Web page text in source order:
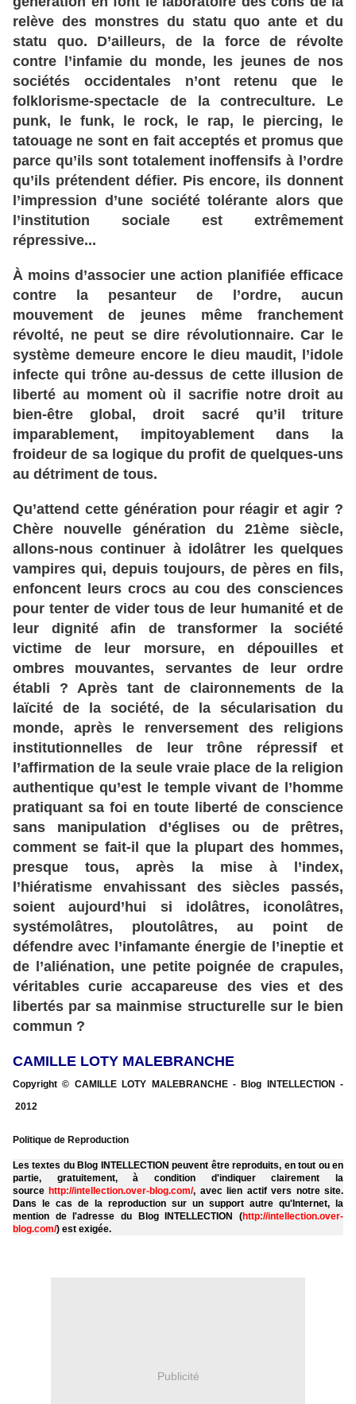
relève des monstres du statu quo ante et du
statu
quo. D’ailleurs, de la force de
révolte
contre
l’infamie du monde, les jeunes de nos
sociétés
occidentales n’ont retenu que
le
folklorisme-spectacle de la contreculture. Le
punk, le funk, le rock, le rap, le piercing, le
tatouage ne sont en fait acceptés et promus que
parce qu’ils sont totalement inoffensifs à l ’ordre
qu’ils prétendent défier. Pis encore, ils donnent
l’impression d’une société tolérante alors que
l’institution
sociale est
extrêmement
répressive...
À moins d’associer une action planifiée efficace
contre
la pesanteur de l’ordre, aucun
mouvement
de jeunes même
franchement
révolté, ne peut se dire révolutionnaire. Car
le
système demeure encore le dieu maudit, l ’idole
infecte qui trône au-dessus de cette illusion de
liberté au moment où il sacrifie notre droit au
bien-être global , droit sacré qu’il
triture
imparablement, impitoyablement dans
la
froideur de sa logique du profit de quelques-uns
au détriment de tous.
Qu’attend cette génération pour réagir et agir ?
Chère
nouvelle génération du 21ème siècle,
allons-nous continuer à idolâtrer les quelques
vampires qui, depuis toujours, de pères en fils,
enfoncent
leurs crocs au cou des consciences
pour tenter de vider tous de leur humanité et de
leur
dignité afin de transformer la
société
victime
de leur morsure, en dépouilles
et
ombres
mouvantes, servantes de leur
ordre
établi ? Après tant de claironnements de
la
laïcité de la société, de la sécularisation
du
monde, après le renversement des
religions
institutionnelles
de leur trône répressif
et
l’affirmation de la seule vraie place de la religion
authentique qu’est le temple vivant de
l’homme
pratiquant sa foi en toute liberté de conscience
sans
manipulation d’églises ou de prêtres,
comment se fait-il que la plupart des hommes,
presque
tous, après la mise à l ’index,
’hiératisme envahissant des siècles passés,
soient
aujourd ’hui si idolâtres, iconolâtres,
systémolâtres, ploutolâtres, au point
de
défendre avec l’infamante énergie de l’ineptie et
de
l’aliénation, une petite poignée de crapules,
véritables curie accapareuse des vies et des
libertés par sa mainmise structurelle sur le bien
commun ?
CAMILLE LOTY MALEBRANCHE
Copyright © CAMILLE LOTY MALEBRANCHE - Blog INTELLECTION -
2012
Politique de Reproduction
Les textes du Blog INTELLECTION peuvent être reproduits, en tout ou en
partie, gratuitement, à condition d'indiquer clairement la
source http://intellection.over-blog.com/, avec lien actif vers notre site.
Dans le cas de la reproduction sur un support autre qu'Internet, la
mention de l'adresse du Blog INTELLECTION (http://intellection.over-
blog.com/) est exigée.
Publicité